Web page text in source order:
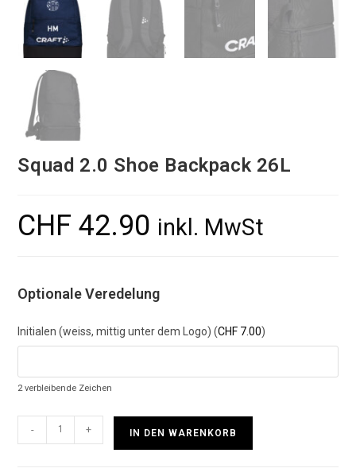
Squad 2.0 Shoe Backpack 26L
CHF 42.90 inkl. MwSt
Optionale Veredelung
Initialen (weiss, mittig unter dem Logo) (CHF 7.00)
2verbleibende Zeichen
- + IN DEN WARENKORB